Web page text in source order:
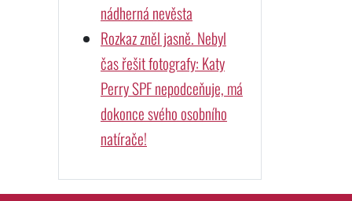
nádherná nevěsta
Rozkaz zněl jasně. Nebyl
čas řešit fotografy: Katy
Perry SPF nepodceňuje, má
dokonce svého osobního
natírače!